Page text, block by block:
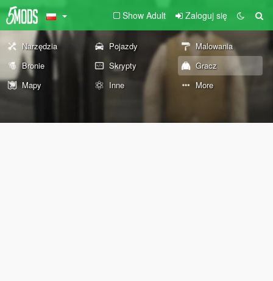
Show Adult Zaloguj się
Narzędzia Pojazdy
Malowania
Bronie
Skrypty
Gracz
Mapy
Inne More